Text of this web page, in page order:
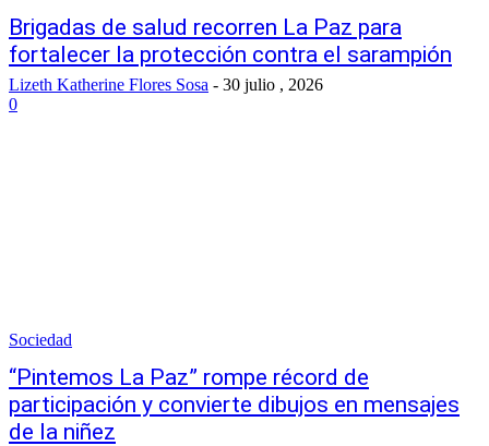
Brigadas de salud recorren La Paz para
fortalecer la protección contra el sarampión
Lizeth Katherine Flores Sosa - 30 julio , 2026
0
Sociedad
“Pintemos La Paz” rompe récord de
participación y convierte dibujos en mensajes
de la niñez